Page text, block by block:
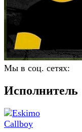
Мы в соц. сетях:
Исполнитель